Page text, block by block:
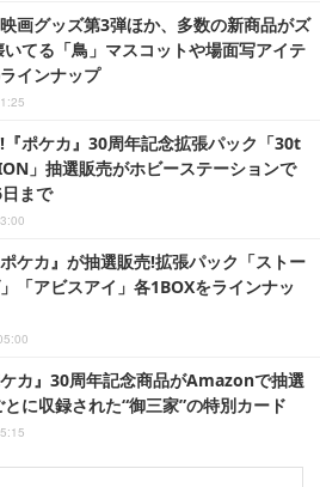
映画グッズ第3弾ほか、多数の新商品がズ
てる「鳥」マスコットや場面写アイテ
インナップ
『ポケカ』30周年記念拡張パック「30t
」抽選販売がホビーステーションで
まで
ケカ』が抽選販売!拡張パック「ストー
「アビスアイ」各1BOXをラインナッ
カ』30周年記念商品がAmazonで抽選
に収録された“御三家”の特別カード